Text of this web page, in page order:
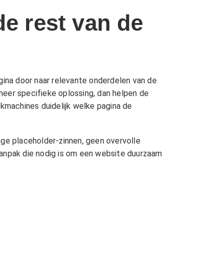
rest van de
door naar relevante onderdelen van de
specifieke oplossing, dan helpen de
duidelijk welke pagina de
placeholder-zinnen, geen overvolle
die nodig is om een website duurzaam